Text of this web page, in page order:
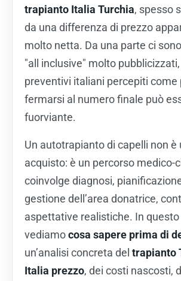
trapianto Italia Turchia, spesso
da una differenza di prezzo
molto netta. Da una parte ci
"all inclusive" molto pubblicizzati,
preventivi italiani percepiti come
fermarsi al numero finale può
fuorviante.
Un autotrapianto di capelli non è
acquisto: è un percorso medico-
coinvolge diagnosi,
gestione dell’area donatrice,
aspettative realistiche. In
vediamocosa sapere prima di
un’analisi concreta del trapianto
Italia prezzo, dei costi nascosti,